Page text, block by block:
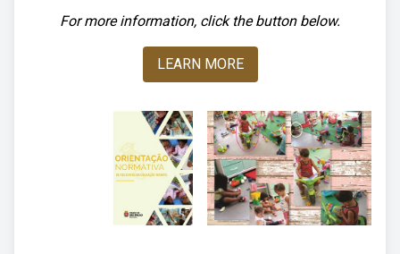
For more information, click the button below.
LEARN MORE